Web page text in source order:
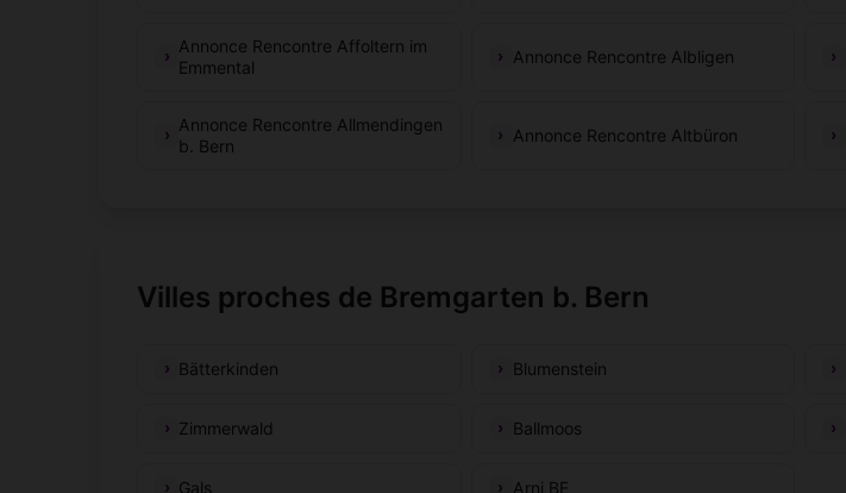
Annonce Rencontre Affoltern im
Emmental
Annonce Rencontre Albligen
Annonce Rencontre Allmendingen
b. Bern
Annonce Rencontre Altbüron
Villes proches de Bremgarten b. Bern
Bätterkinden Blumenstein
Zimmerwald Ballmoos
Gals Arni BE